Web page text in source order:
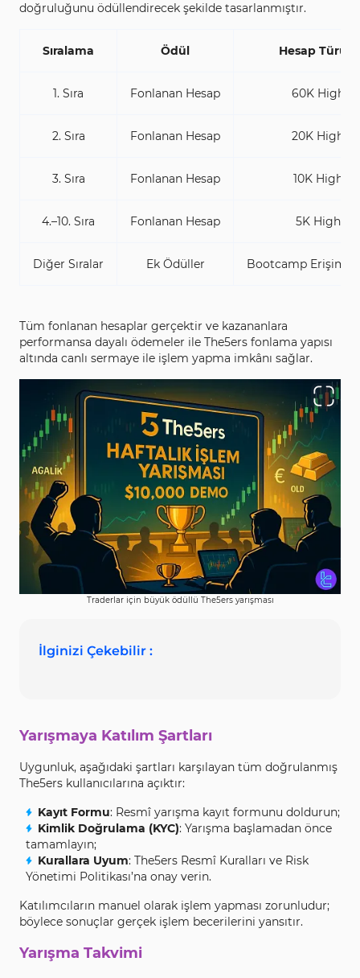
doğruluğunu ödüllendirecek şekilde tasarlanmıştır.
Sıralama Ödül Hesap Türü /
1. Sıra Fonlanan Hesap 60K High
2. Sıra Fonlanan Hesap 20K High
3. Sıra Fonlanan Hesap 10K High
4.–10. Sıra Fonlanan Hesap 5K High
Diğer Sıralar Ek Ödüller Bootcamp Erişimi,
Tüm fonlanan hesaplar gerçektir ve kazananlara
performansa dayalı ödemeler ile The5ers fonlama yapısı
altında canlı sermaye ile işlem yapma imkânı sağlar.
Traderlar için büyük ödüllü The5ers yarışması
İlginizi Çekebilir :
Yarışmaya Katılım Şartları
Uygunluk, aşağıdaki şartları karşılayan tüm doğrulanmış
The5ers kullanıcılarına açıktır:
Kayıt Formu: Resmî yarışma kayıt formunu doldurun;
Kimlik Doğrulama (KYC): Yarışma başlamadan önce
tamamlayın;
Kurallara Uyum: The5ers Resmî Kuralları ve Risk
Yönetimi Politikası’na onay verin.
Katılımcıların manuel olarak işlem yapması zorunludur;
böylece sonuçlar gerçek işlem becerilerini yansıtır.
Yarışma Takvimi